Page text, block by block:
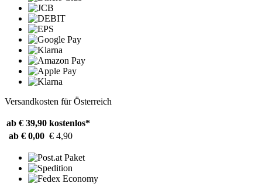
Versandkosten für Österreich
ab € 39,90 kostenlos*
ab € 0,00 € 4,90